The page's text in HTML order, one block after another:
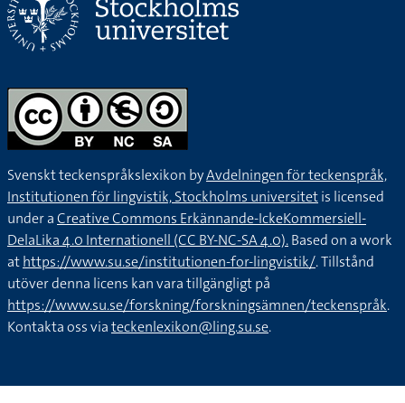
Svenskt teckenspråkslexikon byAvdelningen för teckenspråk,
Institutionen för lingvistik, Stockholms universitetis licensed
under aCreative Commons Erkännande-IckeKommersiell-
DelaLika 4.0 Internationell (CC BY-NC-SA 4.0).Based on a work
athttps://www.su.se/institutionen-for-lingvistik/. Tillstånd
utöver denna licens kan vara tillgängligt på
https://www.su.se/forskning/forskningsämnen/teckenspråk.
Kontakta oss viateckenlexikon@ling.su.se.